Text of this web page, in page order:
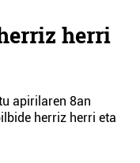
herri
apirilaren 8an
herriz herri eta